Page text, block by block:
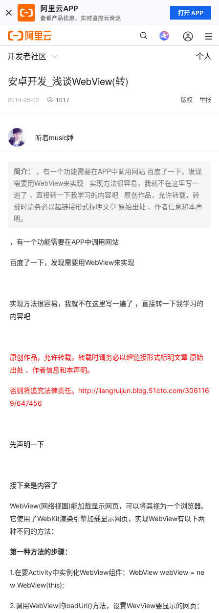
打开 APP
开发者社区 个人
安卓开发_浅谈WebView(转)
2014-05-02 1017 版权 举报
听着music睡
简介：
，有一个功能需要在APP中调用网站 百度了一下，发现
需要用WebView来实现 实现方法很容易，我就不在这里写一
遍了 ，直接转一下我学习的内容吧 原创作品，允许转载，转
载时请务必以超链接形式标明文章 原始出处 、作者信息和本声
明。
，有一个功能需要在APP中调用网站
百度了一下，发现需要用WebView来实现
实现方法很容易，我就不在这里写一遍了 ，直接转一下我学习的
内容吧
原创作品，允许转载，转载时请务必以超链接形式标明文章 原始
出处 、作者信息和本声明。
否则将追究法律责任。 http://liangruijun.blog.51cto.com/306116
9/647456
先声明一下
接下来是内容了
WebView(网络视图)能加载显示网页，可以将其视为一个浏览器。
它使用了WebKit渲染引擎加载显示网页，实现WebView有以下两
种不同的方法：
第一种方法的步骤：
1.在要Activity中实例化WebView组件：WebView webView = ne
w WebView(this);
2.调用WebView的loadUrl()方法，设置WevView要显示的网页：